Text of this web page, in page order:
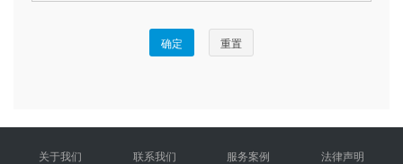
关于我们 联系我们 服务案例 法律声明